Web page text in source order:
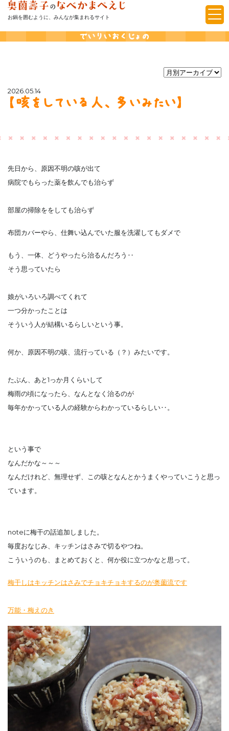
お鍋を囲むように、みんなが集まれるサイト
でいりいおくじょの
2026.05.14
【咳をしている人、多いみたい】
先日から、原因不明の咳が出て
病院でもらった薬を飲んでも治らず
部屋の掃除ををしても治らず
布団カバーやら、仕舞い込んでいた服を洗濯してもダメで
もう、一体、どうやったら治るんだろう‥
そう思っていたら
娘がいろいろ調べてくれて
一つ分かったことは
そういう人が結構いるらしいという事。
何か、原因不明の咳、流行っている（？）みたいです。
たぶん、あと1っか月くらいして
梅雨の頃になったら、なんとなく治るのが
毎年かかっている人の経験からわかっているらしい‥。
という事で
なんだかな～～～
なんだけれど、無理せず、この咳となんとかうまくやっていこうと思っ
ています。
noteに梅干の話追加しました。
毎度おなじみ、キッチンはさみで切るやつね。
こういうのも、まとめておくと、何か役に立つかなと思って。
梅干しはキッチンはさみでチョキチョキするのが奥薗流です
万能・梅えのき